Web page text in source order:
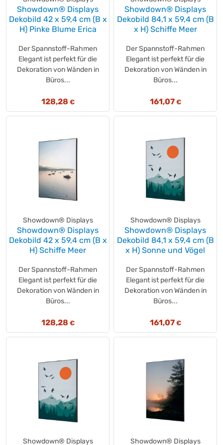
Hoppe(+14)
HOSTESS(+1)
Hotbox(+2)
HUXOL
HYGOSTAR(+7)
IDEE(+1)
JACKSON SAFETY
JACOBS(+30)
JSA(+5)
KAEMINGK
Kärcher (+93)
Kappus(+1)
(+11)
Kensington (+5)
Kiehl(+14)
KIMBERLY-CLARK PROFESSIONAL(+7)
KIMCARE (+1)
KIMTECH SCIENCE(+2)
Kinder(+6)
(+5)
KitKat®
Klar
(+7)
Knoppers(+4)
(+13)
korntex(+8)
Showdown® Displays
Dekobild 42 x 59,4 cm (B x
H) Pinke Blume Erica
Der Spannstoff-Rahmen
Elegant ist perfekt für die
Dekoration von Wänden in
Büros...
128,28 €
Showdown® Displays
Dekobild 84,1 x 59,4 cm (B
x H) Schiffe Meer
Der Spannstoff-Rahmen
Elegant ist perfekt für die
Dekoration von Wänden in
Büros...
161,07€
Showdown® Displays
Showdown® Displays
Dekobild 42 x 59,4 cm (B x
H) Schiffe Meer
Der Spannstoff-Rahmen
Elegant ist perfekt für die
Dekoration von Wänden in
Büros...
128,28 €
Showdown® Displays
Showdown® Displays
Dekobild 84,1 x 59,4 cm (B
x H) Sonne und Vögel
Der Spannstoff-Rahmen
Elegant ist perfekt für die
Dekoration von Wänden in
Büros...
161,07€
Showdown® Displays Showdown® Displays